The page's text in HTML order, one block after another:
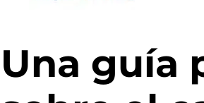
Una guía